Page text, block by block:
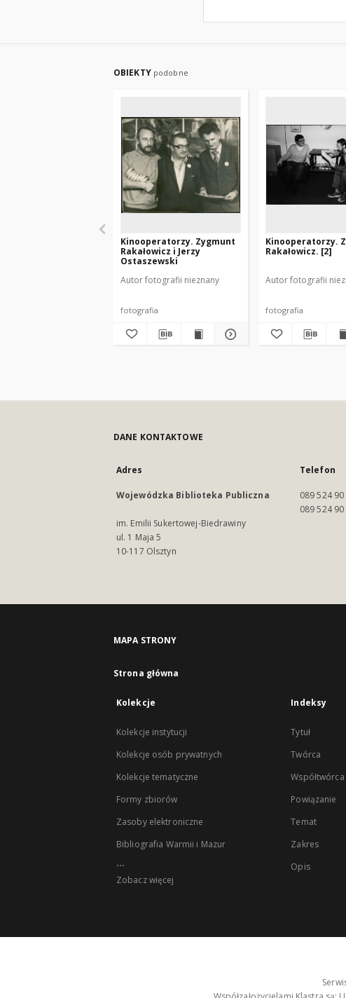
OBIEKTY podobne
Kinooperatorzy. Zygmunt
Rakałowicz i Jerzy
Ostaszewski
Autor fotografii nieznany
fotografia
Kinooperatorzy.
Rakałowicz. [2]
Autor fotografii
fotografia
DANE KONTAKTOWE
Adres
Wojewódzka Biblioteka Publiczna
im. Emilii Sukertowej-Biedrawiny
ul. 1 Maja 5
10-117 Olsztyn
Telefon
089 524
089 524
MAPA STRONY
Strona główna
Kolekcje
Kolekcje instytucji
Kolekcje osób prywatnych
Kolekcje tematyczne
Formy zbiorów
Zasoby elektroniczne
Bibliografia Warmii i Mazur
...
Zobacz więcej
Indeksy
Tytuł
Twórca
Współtwórca
Powiązanie
Temat
Zakres
Opis